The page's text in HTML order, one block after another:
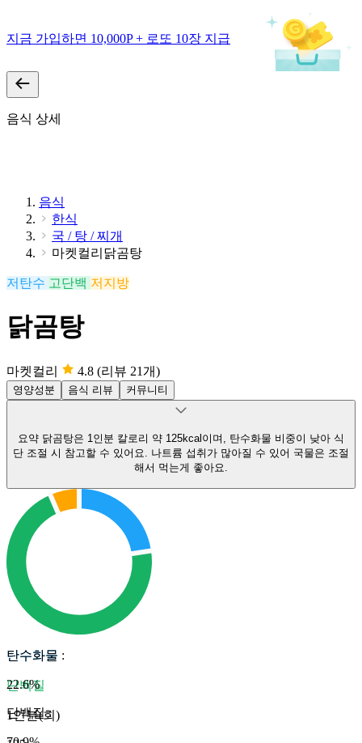
지금 가입하면 10,000P + 로또 10장 지급
음식 상세
음식
한식
국 / 탕 / 찌개
마켓컬리닭곰탕
저탄수 고단백 저지방
닭곰탕
마켓컬리 4.8 (리뷰 21개)
영양성분 음식 리뷰 커뮤니티
요약 닭곰탕은 1인분 칼로리 약 125kcal이며, 탄수화물 비중이 낮아 식
단 조절 시 참고할 수 있어요. 나트륨 섭취가 많아질 수 있어 국물은 조절
해서 먹는게 좋아요.
탄수화물
단백질
1인분(회)
탄수화물 :
22.6%
단백질: